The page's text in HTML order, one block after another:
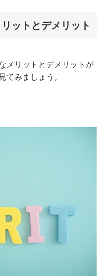
ットとデメリット
メリットとデメリットが
てみましょう。